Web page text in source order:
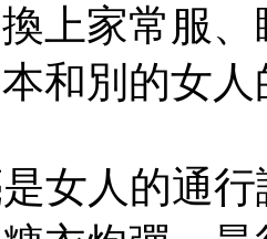
上家常服
和別的女
是女人的通